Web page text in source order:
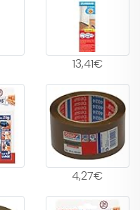
13,41€
4,27€